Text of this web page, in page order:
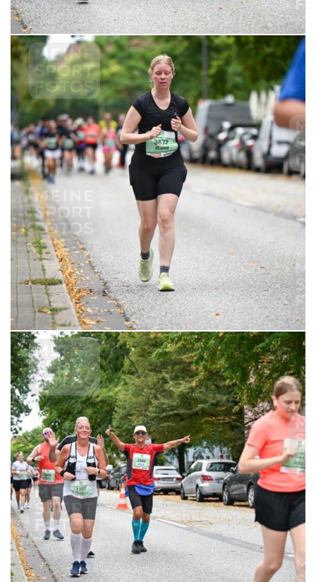
6,99 € MERKEN
21.09.2025 11:01:59
6,99 € MERKEN
21.09.2025 11:03:17